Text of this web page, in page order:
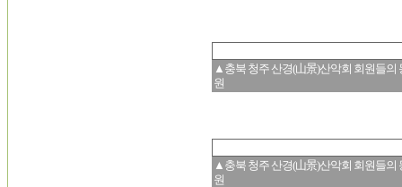
▲충북 청주 산경(山景)산악회 회원들
원
▲충북 청주 산경(山景)산악회 회원들
원